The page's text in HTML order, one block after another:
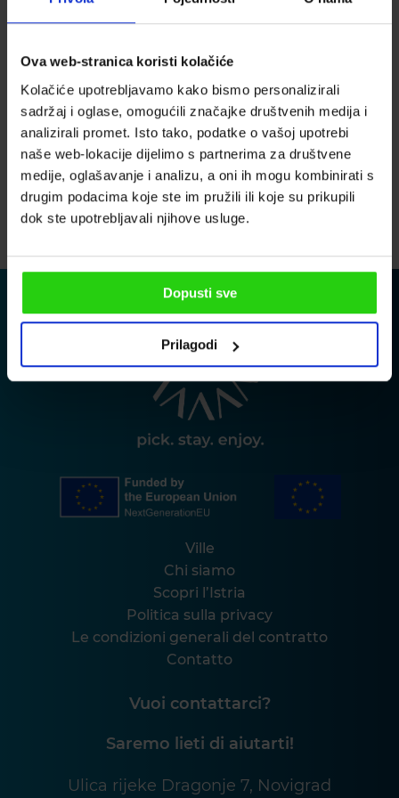
Ova web-stranica koristi kolačiće
Kolačiće upotrebljavamo kako bismo personalizirali
sadržaj i oglase, omogućili značajke društvenih medija i
analizirali promet. Isto tako, podatke o vašoj upotrebi
naše web-lokacije dijelimo s partnerima za društvene
medije, oglašavanje i analizu, a oni ih mogu kombinirati s
drugim podacima koje ste im pružili ili koje su prikupili
dok ste upotrebljavali njihove usluge.
Dopusti sve
Prilagodi
LA PREGHIAMO DI INSERIRE UN INDIRIZZO E-MAIL
PER FAVORE INSERISCI IL TUO TELEFONO
Accetto la politica sulla privacy
INVIA
Ville
Chi siamo
Scopri l’Istria
Politica sulla privacy
Le condizioni generali del contratto
Contatto
Vuoi contattarci?
Saremo lieti di aiutarti!
Ulica rijeke Dragonje 7, Novigrad